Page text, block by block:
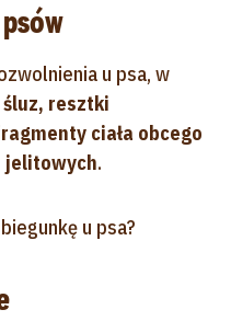
u psa, w
resztki
ciała obcego
jelitowych.
u psa?